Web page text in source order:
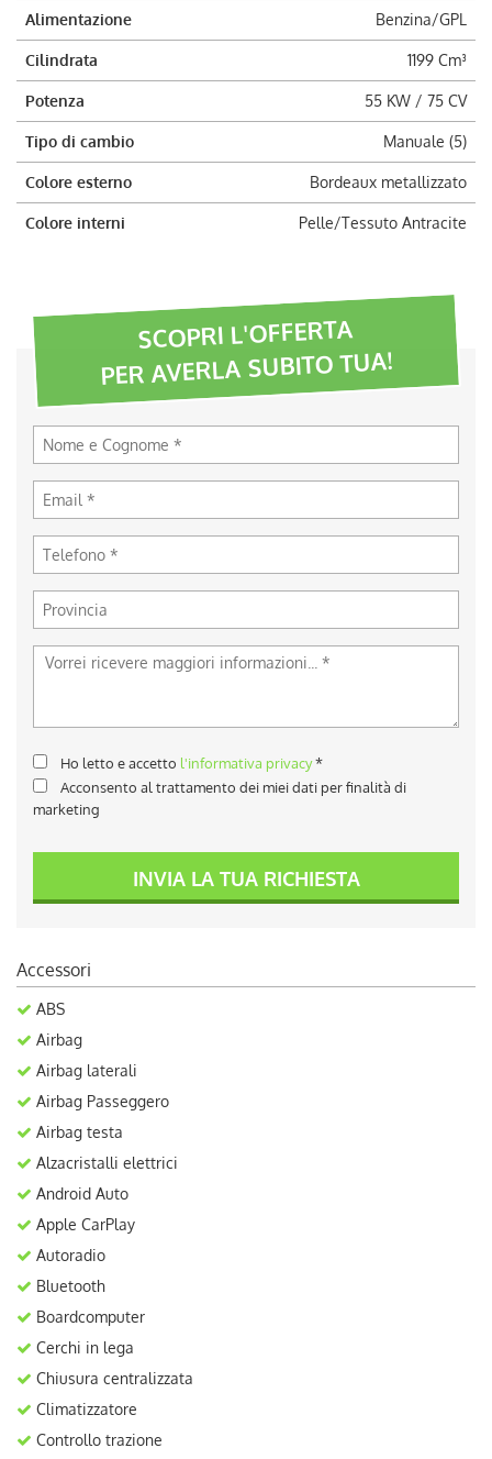
Alimentazione Benzina/GPL
Cilindrata 1199 Cm³
Potenza 55 KW / 75 CV
Tipo di cambio Manuale (5)
Colore esterno Bordeaux metallizzato
Colore interni Pelle/Tessuto Antracite
SCOPRI L'OFFERTA
PER AVERLA SUBITO TUA!
Ho letto e accetto l'informativa privacy*
Acconsento al trattamento dei miei dati per finalità di
marketing
INVIA LA TUA RICHIESTA
Accessori
ABS
Airbag
Airbag laterali
Airbag Passeggero
Airbag testa
Alzacristalli elettrici
Android Auto
Apple CarPlay
Autoradio
Bluetooth
Boardcomputer
Cerchi in lega
Chiusura centralizzata
Climatizzatore
Controllo trazione